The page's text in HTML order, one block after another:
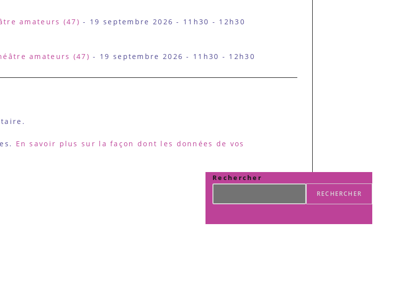
amateurs (47) - 19 septembre 2026 - 11h30 - 12h30
amateurs (47) - 19 septembre 2026 - 11h30 - 12h30
En savoir plus sur la façon dont les données de vos
Rechercher
RECHERCHER